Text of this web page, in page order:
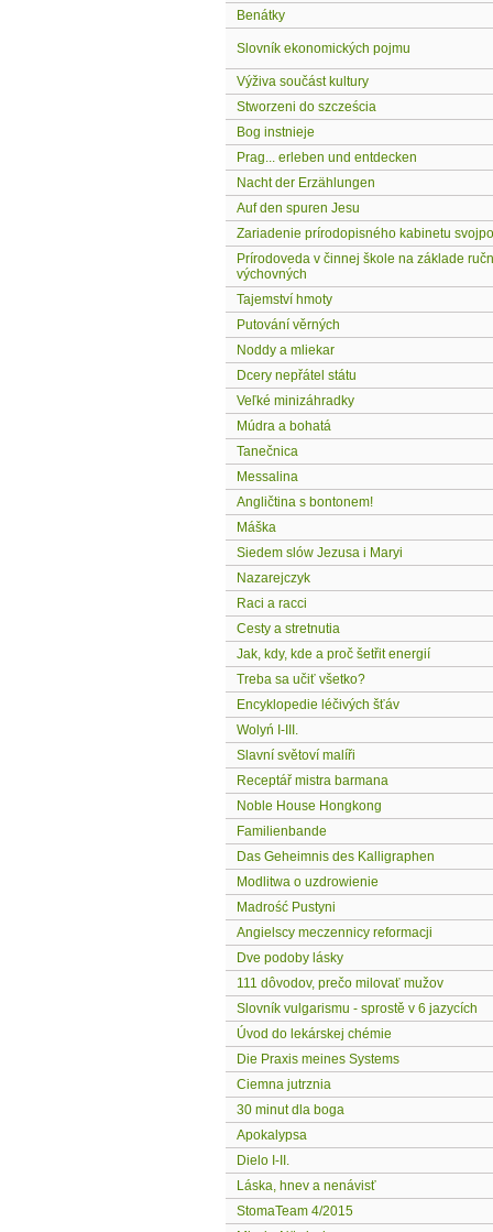
Benátky
Slovník ekonomických pojmu
Výživa součást kultury
Stworzeni do szcześcia
Bog instnieje
Prag... erleben und entdecken
Nacht der Erzählungen
Auf den spuren Jesu
Zariadenie prírodopisného kabinetu
Prírodoveda v činnej škole na základe
výchovných
Tajemství hmoty
Putování věrných
Noddy a mliekar
Dcery nepřátel státu
Veľké minizáhradky
Múdra a bohatá
Tanečnica
Messalina
Angličtina s bontonem!
Máška
Siedem slów Jezusa i Maryi
Nazarejczyk
Raci a racci
Cesty a stretnutia
Jak, kdy, kde a proč šetřit energií
Treba sa učiť všetko?
Encyklopedie léčivých šťáv
Wolyń I-III.
Slavní světoví malíři
Receptář mistra barmana
Noble House Hongkong
Familienbande
Das Geheimnis des Kalligraphen
Modlitwa o uzdrowienie
Madrość Pustyni
Angielscy meczennicy reformacji
Dve podoby lásky
111 dôvodov, prečo milovať mužov
Slovník vulgarismu - sprostě v 6 jazycích
Úvod do lekárskej chémie
Die Praxis meines Systems
Ciemna jutrznia
30 minut dla boga
Apokalypsa
Dielo I-II.
Láska, hnev a nenávisť
StomaTeam 4/2015